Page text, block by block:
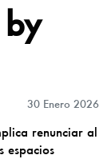
30 Enero 2026
renunciar al